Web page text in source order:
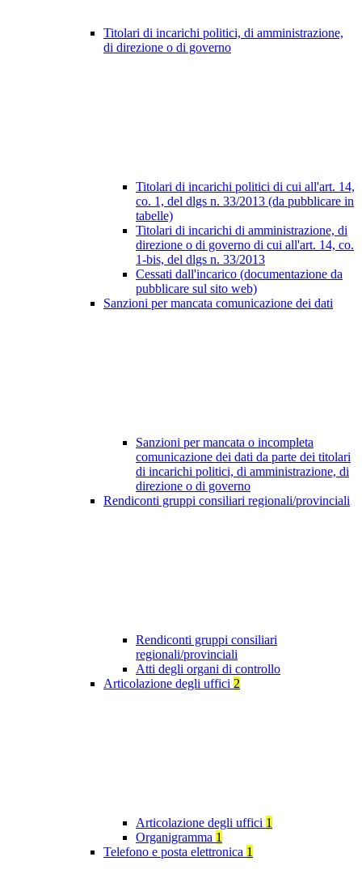
Titolari di incarichi politici, di amministrazione,
di direzione o di governo
Titolari di incarichi politici di cui all'art. 14,
co. 1, del dlgs n. 33/2013 (da pubblicare in
tabelle)
Titolari di incarichi di amministrazione, di
direzione o di governo di cui all'art. 14, co.
1-bis, del dlgs n. 33/2013
Cessati dall'incarico (documentazione da
pubblicare sul sito web)
Sanzioni per mancata comunicazione dei dati
Sanzioni per mancata o incompleta
comunicazione dei dati da parte dei titolari
di incarichi politici, di amministrazione, di
direzione o di governo
Rendiconti gruppi consiliari regionali/provinciali
Rendiconti gruppi consiliari
regionali/provinciali
Atti degli organi di controllo
Articolazione degli uffici 2
Articolazione degli uffici 1
Organigramma 1
Telefono e posta elettronica 1